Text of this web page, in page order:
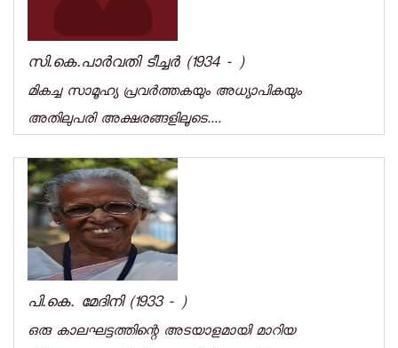
സി.കെ.പാര്‍വതി ടീച്ചര്‍ (1934 - )
മികച്ച സാമൂഹ്യ പ്രവര്‍ത്തകയും അധ്യാപികയും
അതിലുപരി അക്ഷരങ്ങളിലൂടെ....
പി.കെ. മേദിനി (1933 - )
ഒരു കാലഘട്ടത്തിന്റെ അടയാളമായി മാറിയ